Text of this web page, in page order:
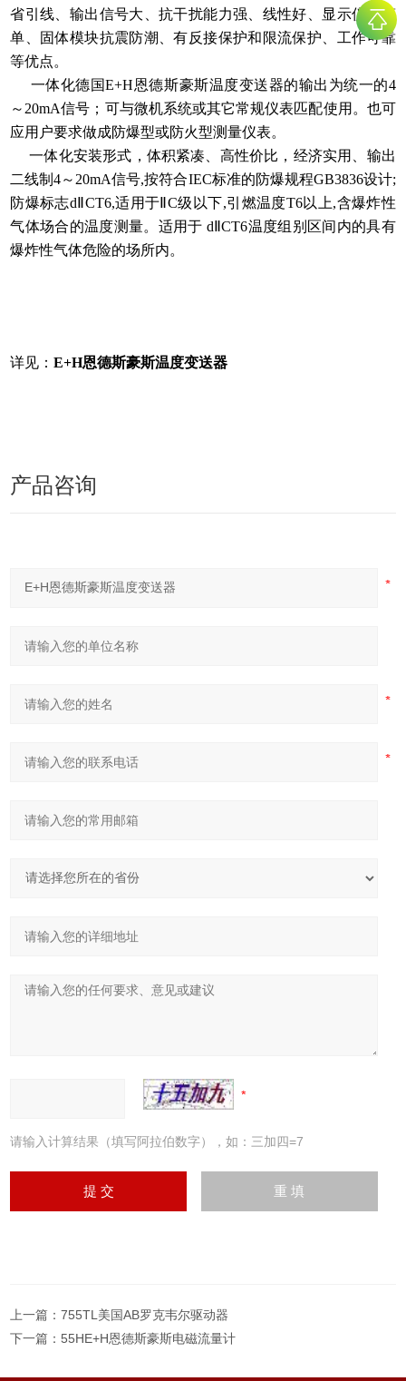
省引线、输出信号大、抗干扰能力强、线性好、显示仪表简
单、固体模块抗震防潮、有反接保护和限流保护、工作可靠
等优点。
一体化德国E+H恩德斯豪斯温度变送器的输出为统一的4
～20mA信号；可与微机系统或其它常规仪表匹配使用。也可
应用户要求做成防爆型或防火型测量仪表。
一体化安装形式，体积紧凑、高性价比，经济实用、输出
二线制4～20mA信号,按符合IEC标准的防爆规程GB3836设计;
防爆标志dⅡCT6,适用于ⅡC级以下,引燃温度T6以上,含爆炸性
气体场合的温度测量。适用于 dⅡCT6温度组别区间内的具有
爆炸性气体危险的场所内。
详见：E+H恩德斯豪斯温度变送器
产品咨询
请输入计算结果（填写阿拉伯数字），如：三加四=7
上一篇：755TL美国AB罗克韦尔驱动器
下一篇：55HE+H恩德斯豪斯电磁流量计